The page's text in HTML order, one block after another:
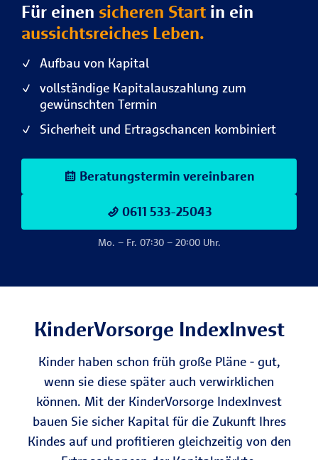
Für einen sicheren Start in ein
aussichtsreiches Leben.
Aufbau von Kapital
vollständige Kapitalauszahlung zum
gewünschten Termin
Sicherheit und Ertragschancen kombiniert
Beratungstermin vereinbaren
0611 533-25043
Mo. – Fr. 07:30 – 20:00 Uhr.
KinderVorsorge IndexInvest
Kinder haben schon früh große Pläne - gut,
wenn sie diese später auch verwirklichen
können. Mit der KinderVorsorge IndexInvest
bauen Sie sicher Kapital für die Zukunft Ihres
Kindes auf und profitieren gleichzeitig von den